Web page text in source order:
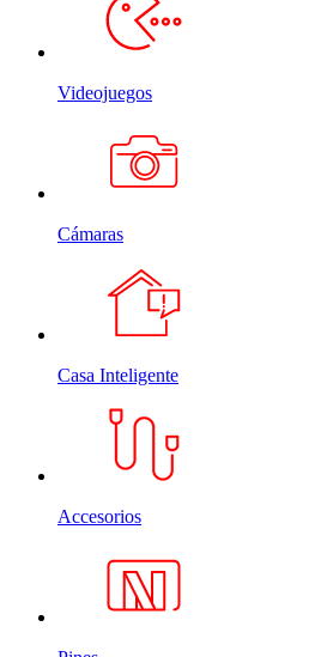
Videojuegos
Cámaras
Casa Inteligente
Accesorios